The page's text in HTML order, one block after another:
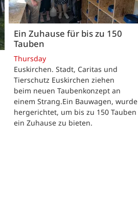
Ein Zuhause für bis zu 150
Tauben
Thursday
Euskirchen. Stadt, Caritas und
Tierschutz Euskirchen ziehen
beim neuen Taubenkonzept an
einem Strang.Ein Bauwagen, wurde
hergerichtet, um bis zu 150 Tauben
ein Zuhause zu bieten.